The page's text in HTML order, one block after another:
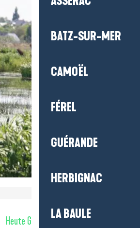
BATZ-SUR-MER
CAMOËL
FÉREL
GUÉRANDE
HERBIGNAC
LA BAULE
& Kontaktdaten
Heute Geöffnet